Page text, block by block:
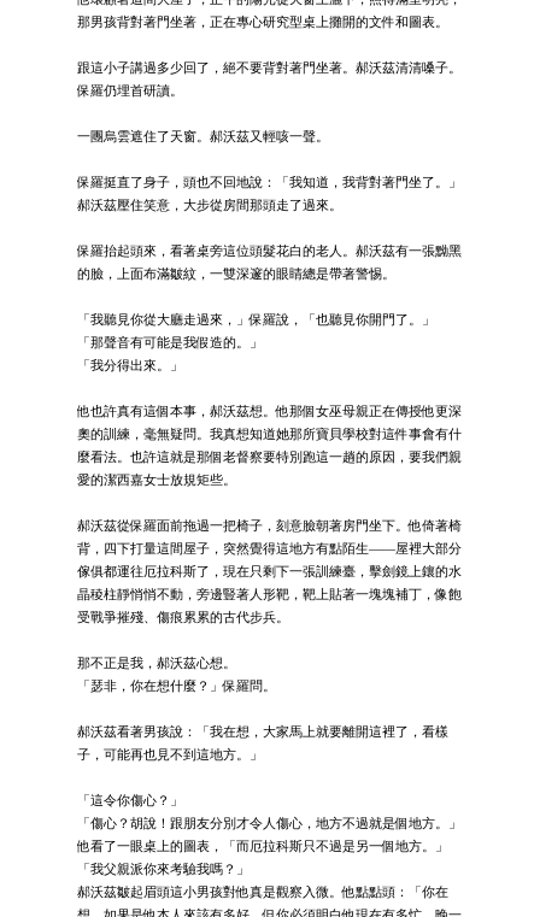
那男孩背對著門坐著，正在專心研究型桌上攤開的文件和圖表。
跟這小子講過多少回了，絕不要背對著門坐著。郝沃茲清清嗓子。
保羅仍埋首研讀。
一團烏雲遮住了天窗。郝沃茲又輕咳一聲。
保羅挺直了身子，頭也不回地說：「我知道，我背對著門坐了。」
郝沃茲壓住笑意，大步從房間那頭走了過來。
保羅抬起頭來，看著桌旁這位頭髮花白的老人。郝沃茲有一張黝黑
的臉，上面布滿皺紋，一雙深邃的眼睛總是帶著警惕。
「我聽見你從大廳走過來，」保羅說，「也聽見你開門了。」
「那聲音有可能是我假造的。」
「我分得出來。」
他也許真有這個本事，郝沃茲想。他那個女巫母親正在傳授他更深
奧的訓練，毫無疑問。我真想知道她那所寶貝學校對這件事會有什
麼看法。也許這就是那個老督察要特別跑這一趟的原因，要我們親
愛的潔西嘉女士放規矩些。
郝沃茲從保羅面前拖過一把椅子，刻意臉朝著房門坐下。他倚著椅
背，四下打量這間屋子，突然覺得這地方有點陌生——屋裡大部分
傢俱都運往厄拉科斯了，現在只剩下一張訓練臺，擊劍鏡上鑲的水
晶稜柱靜悄悄不動，旁邊豎著人形靶，靶上貼著一塊塊補丁，像飽
受戰爭摧殘、傷痕累累的古代步兵。
那不正是我，郝沃茲心想。
「瑟非，你在想什麼？」保羅問。
郝沃茲看著男孩說：「我在想，大家馬上就要離開這裡了，看樣
子，可能再也見不到這地方。」
「這令你傷心？」
「傷心？胡說！跟朋友分別才令人傷心，地方不過就是個地方。」
他看了一眼桌上的圖表，「而厄拉科斯只不過是另一個地方。」
「我父親派你來考驗我嗎？」
郝沃茲皺起眉頭這小男孩對他真是觀察入微。他點點頭：「你在